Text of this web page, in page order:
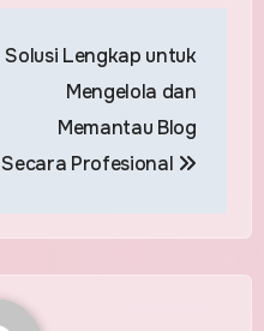
Solusi Lengkap untuk
Mengelola dan
Memantau Blog
Secara Profesional